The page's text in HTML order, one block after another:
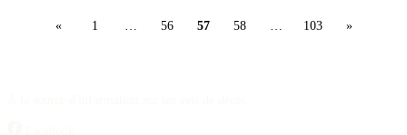
« 1 56 57 58 103 »